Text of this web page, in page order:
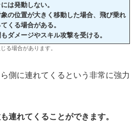
は発動しない。
の位置が大きく移動した場合、飛び乗れ
くる場合がある。
ダメージやスキル攻撃を受ける。
る場合があります。
側に連れてくるという非常に強力
連れてくることができます。